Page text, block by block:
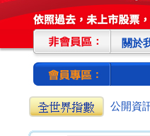
關於
公開資